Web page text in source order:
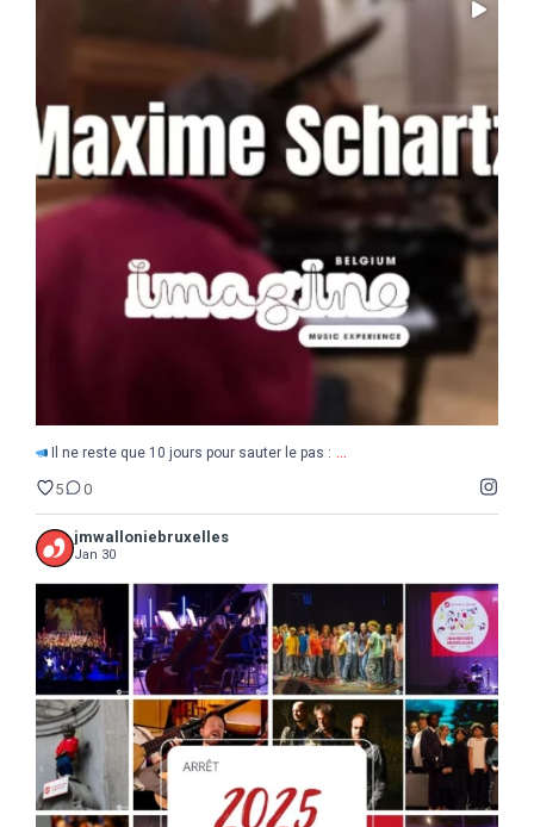
Il ne reste que 10 jours pour sauter le pas :
5
Il ne reste que 10 jours pour sauter le pas : ...
5 0
jmwalloniebruxelles
Jan 30
2025 Une année de découvertes, d`étonnements, ...